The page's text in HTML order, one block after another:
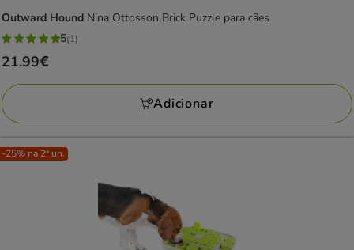
Outward Hound Nina Ottosson Brick Puzzle para cães
5
estrelas
com
1
avaliações
5(1)
Preço
21.99€
21.99€
Adicionar
-25% na 2ª un.